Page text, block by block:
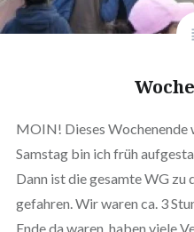
MOIN! Dieses Wochenende
Samstag bin ich früh
Dann ist die gesamte WG zu
gefahren. Wir waren ca. 3
Ende da waren, haben viele